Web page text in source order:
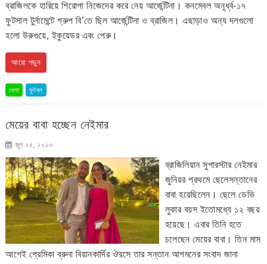
ব্রাজিলকে হারিয়ে শিরোপা নিজেদের করে নেয় আর্জেন্টিনা। কনমেবল অনূর্ধ্ব-১৭
ফুটসাল টুর্নামেন্টে গ্রুপ বি’তে ছিল আর্জেন্টিনা ও ব্রাজিল। এছাড়াও অন্য দলগুলো
হলো উরুগুয়ে, ইকুয়েডর এবং পেরু।
আরো পড়ুন
খেলা ফুটবল
মেয়ের বাবা হচ্ছেন নেইমার
জুন ২৫, ২০২৩
ব্রাজিলিয়ান সুপারস্টার নেইমার
জুনিয়র প্রথমে ছেলেসন্তানের
বাবা হয়েছিলেন। ছেলে ডেভি
লুকার বয়স ইতোমধ্যে ১২ বছর
হয়েছে। এবার তিনি হতে
চলেছেন মেয়ের বাবা। তিন মাস
আগেই প্রেমিকা ব্রুনা বিয়ানকার্দির ঔরসে তার সন্তান আগমনের সংবাদ জানা